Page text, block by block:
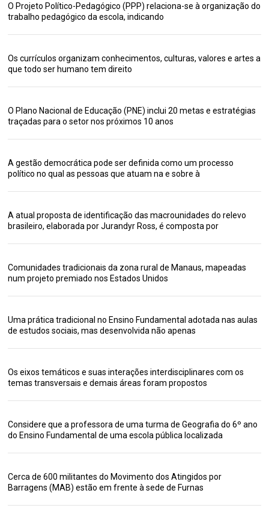
O Projeto Político-Pedagógico (PPP) relaciona-se à organização do
trabalho pedagógico da escola, indicando
Os currículos organizam conhecimentos, culturas, valores e artes a
que todo ser humano tem direito
O Plano Nacional de Educação (PNE) inclui 20 metas e estratégias
traçadas para o setor nos próximos 10 anos
A gestão democrática pode ser definida como um processo
político no qual as pessoas que atuam na e sobre à
A atual proposta de identificação das macrounidades do relevo
brasileiro, elaborada por Jurandyr Ross, é composta por
Comunidades tradicionais da zona rural de Manaus, mapeadas
num projeto premiado nos Estados Unidos
Uma prática tradicional no Ensino Fundamental adotada nas aulas
de estudos sociais, mas desenvolvida não apenas
Os eixos temáticos e suas interações interdisciplinares com os
temas transversais e demais áreas foram propostos
Considere que a professora de uma turma de Geografia do 6º ano
do Ensino Fundamental de uma escola pública localizada
Cerca de 600 militantes do Movimento dos Atingidos por
Barragens (MAB) estão em frente à sede de Furnas